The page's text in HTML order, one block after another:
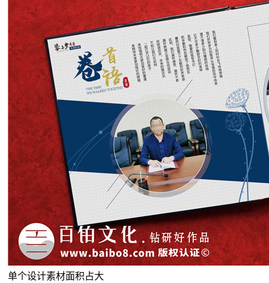
单个设计素材面积占大